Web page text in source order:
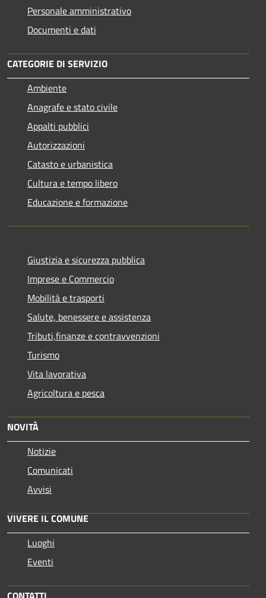
Personale amministrativo
Documenti e dati
CATEGORIE DI SERVIZIO
Ambiente
Anagrafe e stato civile
Appalti pubblici
Autorizzazioni
Catasto e urbanistica
Cultura e tempo libero
Educazione e formazione
Giustizia e sicurezza pubblica
Imprese e Commercio
Mobilità e trasporti
Salute, benessere e assistenza
Tributi,finanze e contravvenzioni
Turismo
Vita lavorativa
Agricoltura e pesca
NOVITÀ
Notizie
Comunicati
Avvisi
VIVERE IL COMUNE
Luoghi
Eventi